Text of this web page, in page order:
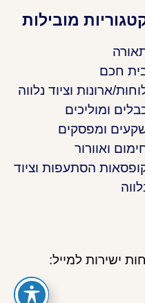
מובילות
חכם
ארונות וציוד נלווה
ומוליכים
ומפסקים
ואוורור
הסתעפות וציוד
ישירות למייל: